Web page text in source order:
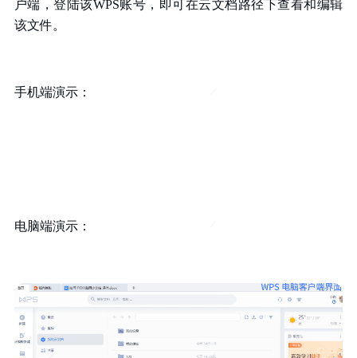
户端，登陆该WPS账号，即可在云文档路径下查看和编辑
该文件。
手机端演示：
电脑端演示：